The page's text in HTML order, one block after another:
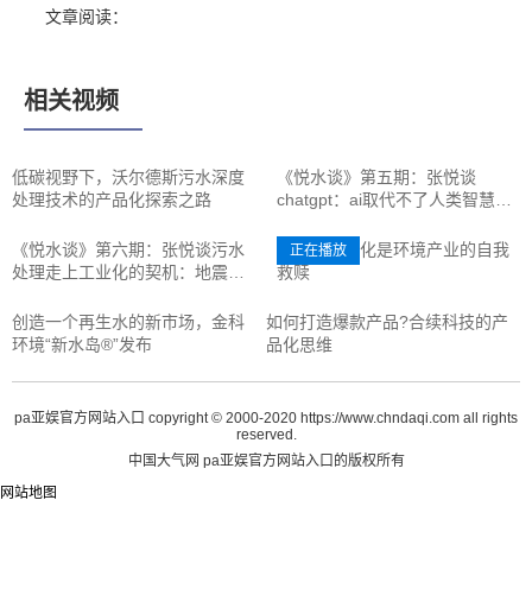
文章阅读：
相关视频
低碳视野下，沃尔德斯污水深度
处理技术的产品化探索之路
《悦水谈》第五期：张悦谈
chatgpt：ai取代不了人类智慧，
《悦水谈》第六期：张悦谈污水
处理走上工业化的契机：地震带
傅涛：产业化是环境产业的自我
救赎
正在播放
创造一个再生水的新市场，金科
环境“新水岛®”发布
如何打造爆款产品?合续科技的产
品化思维
pa亚娱官方网站入口 copyright © 2000-2020 https://www.chndaqi.com all rights
reserved.
中国大气网 pa亚娱官方网站入口的版权所有
网站地图